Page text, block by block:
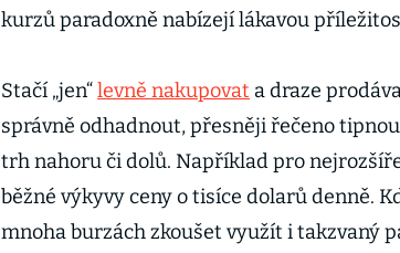
kurzů paradoxně nabízejí lákavou
Stačí „jen“levně nakupovat a draze
správně odhadnout, přesněji řečeno
trh nahoru či dolů. Například pro
běžné výkyvy ceny o tisíce dolarů denně.
mnoha burzách zkoušet využít i takzvaný